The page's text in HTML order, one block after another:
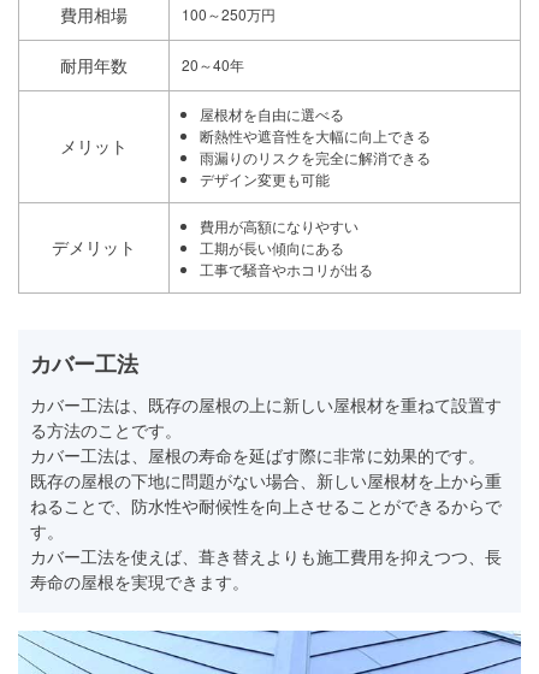
費用相場 100～250万円
耐用年数 20～40年
メリット
屋根材を自由に選べる
断熱性や遮音性を大幅に向上できる
雨漏りのリスクを完全に解消できる
デザイン変更も可能
デメリット
費用が高額になりやすい
工期が長い傾向にある
工事で騒音やホコリが出る
カバー工法
カバー工法は、既存の屋根の上に新しい屋根材を重ねて設置す
る方法のことです。
カバー工法は、屋根の寿命を延ばす際に非常に効果的です。
既存の屋根の下地に問題がない場合、新しい屋根材を上から重
ねることで、防水性や耐候性を向上させることができるからで
す。
カバー工法を使えば、葺き替えよりも施工費用を抑えつつ、長
寿命の屋根を実現できます。